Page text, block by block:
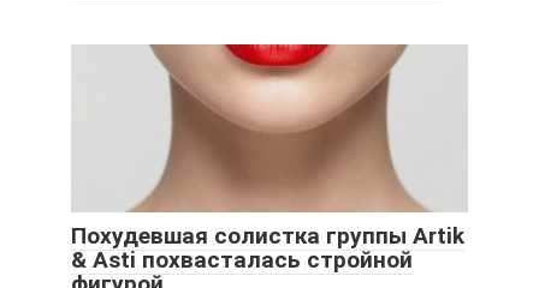
Похудевшая солистка группы Artik
& Asti похвасталась стройной